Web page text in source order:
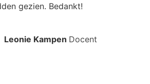
gezien. Bedankt!
Leonie Kampen Docent